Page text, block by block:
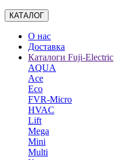
КАТАЛОГ
О нас
Доставка
Каталоги Fuji-Electric
AQUA
Ace
Eco
FVR-Micro
HVAC
Lift
Mega
Mini
Multi